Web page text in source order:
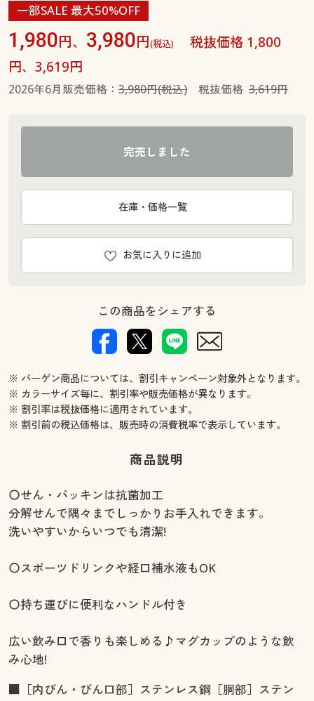
よくある質問とお問い合わせ
一部SALE 最大50%OFF
1,980円、 3,980円(税込)
税抜価格 1,800
円、3,619円
2026年6月販売価格： 3,980円(税込)税抜価格 3,619円
完売しました
お気に入りに追加
在庫・価格一覧
この商品をシェアする
※ バーゲン商品については、割引キャンペーン対象外となります。
※ カラーサイズ毎に、割引率や販売価格が異なります。
※ 割引率は税抜価格に適用されています。
※ 割引前の税込価格は、販売時の消費税率で表示しています。
商品説明
〇せん・パッキンは抗菌加工
分解せんで隅々までしっかりお手入れできます。
洗いやすいからいつでも清潔!
〇スポーツドリンクや経口補水液もOK
〇持ち運びに便利なハンドル付き
広い飲み口で香りも楽しめる♪マグカップのような飲
み心地!
■［内びん・びん口部］ステンレス鋼［胴部］ステン